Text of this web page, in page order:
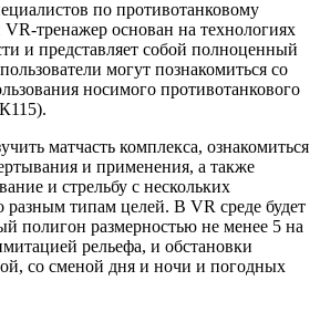
по противотанковому
тренажер основан на технологиях
и представляет собой полноценный
могут познакомиться со
носимого противотанкового
матчасть комплекса, ознакомиться
и применения, а также
и стрельбу с нескольких
разным типам целей. В VR среде будет
полигон размерностью не менее 5 на
рельефа, и обстановки
со сменой дня и ночи и погодных